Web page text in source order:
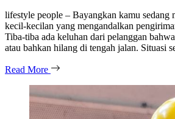
lifestyle people – Bayangkan kamu sedang
kecil-kecilan yang mengandalkan
Tiba-tiba ada keluhan dari pelanggan
atau bahkan hilang di tengah jalan. Situasi
Read More